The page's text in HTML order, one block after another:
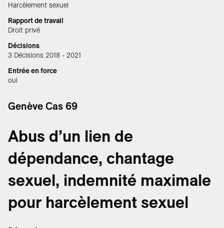
Harcèlement sexuel
Rapport de travail
Droit privé
Décisions
3 Décisions 2018 - 2021
Entrée en force
oui
Genève Cas 69
Abus d’un lien de
dépendance, chantage
sexuel, indemnité maximale
pour harcèlement sexuel